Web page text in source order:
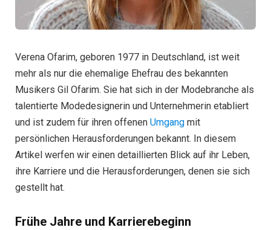
Verena Ofarim, geboren 1977 in Deutschland, ist weit
mehr als nur die ehemalige Ehefrau des bekannten
Musikers Gil Ofarim. Sie hat sich in der Modebranche als
talentierte Modedesignerin und Unternehmerin etabliert
und ist zudem für ihren offenen Umgang mit
persönlichen Herausforderungen bekannt. In diesem
Artikel werfen wir einen detaillierten Blick auf ihr Leben,
ihre Karriere und die Herausforderungen, denen sie sich
gestellt hat.
Frühe Jahre und Karrierebeginn